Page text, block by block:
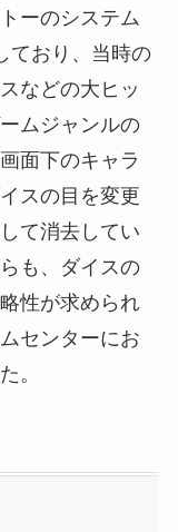
ーのシステム
ており、当時の
などの大ヒッ
ムジャンルの
面下のキャラ
スの目を変更
て消去してい
も、ダイスの
性が求められ
センターにお
。